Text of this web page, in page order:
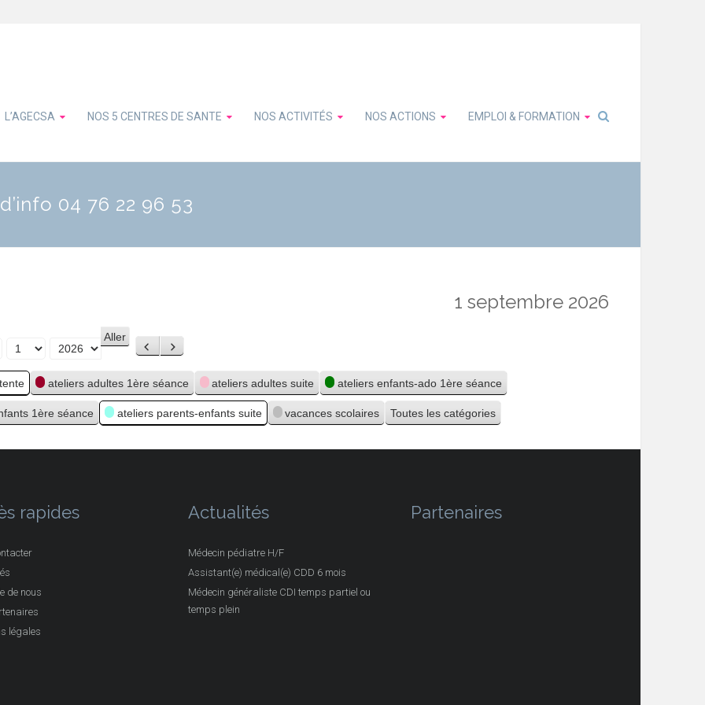
L’AGECSA NOS 5 CENTRES DE SANTE NOS ACTIVITÉS NOS ACTIONS EMPLOI & FORMATION
04 76 22 96 53
1 septembre 2026
Précédent
Suivant
ateliers adultes 1ère séance ateliers adultes suite ateliers enfants-ado 1ère séance
1ère séance ateliers parents-enfants suite vacances scolaires Toutes les catégories
rapides
de nous
légales
Actualités
Médecin pédiatre H/F
Assistant(e) médical(e) CDD 6 mois
Médecin généraliste CDI temps partiel ou
temps plein
Partenaires